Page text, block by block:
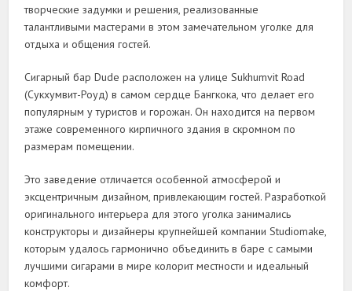
творческие задумки и решения, реализованные
талантливыми мастерами в этом замечательном уголке для
отдыха и общения гостей.
Сигарный бар Dude расположен на улице Sukhumvit Road
(Сукхумвит-Роуд) в самом сердце Бангкока, что делает его
популярным у туристов и горожан. Он находится на первом
этаже современного кирпичного здания в скромном по
размерам помещении.
Это заведение отличается особенной атмосферой и
эксцентричным дизайном, привлекающим гостей. Разработкой
оригинального интерьера для этого уголка занимались
конструкторы и дизайнеры крупнейшей компании Studiomake,
которым удалось гармонично объединить в баре с самыми
лучшими сигарами в мире колорит местности и идеальный
комфорт.